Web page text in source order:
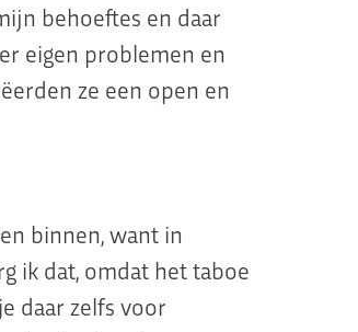
behoeftes en daar
eigen problemen en
ze een open en
binnen, want in
ik dat, omdat het taboe
daar zelfs voor